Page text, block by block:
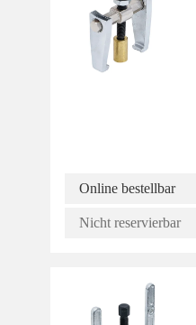
Online bestellbar
Nicht reservierbar